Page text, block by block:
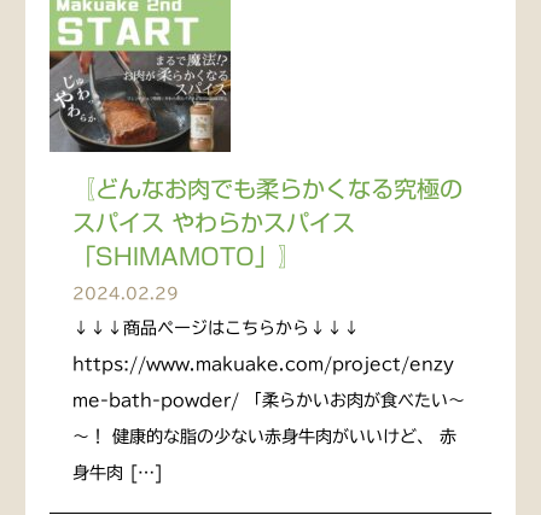
〖どんなお肉でも柔らかくなる究極の
スパイス やわらかスパイス
「SHIMAMOTO」〗
2024.02.29
↓↓↓商品ページはこちらから↓↓↓
https://www.makuake.com/project/enzy
me-bath-powder/ 「柔らかいお肉が食べたい～
～！ 健康的な脂の少ない赤身牛肉がいいけど、 赤
身牛肉 […]